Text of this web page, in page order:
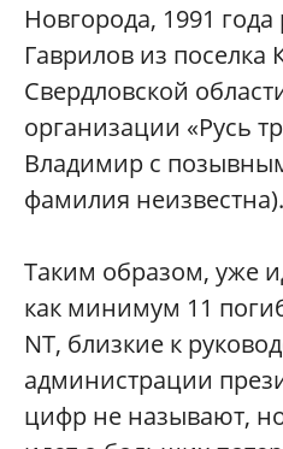
Новгорода, 1991
Гаврилов из поселка
Свердловской
организации «Русь
Владимир с
фамилия неизвестна).
Таким образом, уже
как минимум 11
NT, близкие к
администрации
цифр не называют,